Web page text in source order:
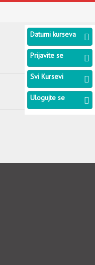
Datumi kurseva
Prijavite se
Svi Kursevi
Ulogujte se